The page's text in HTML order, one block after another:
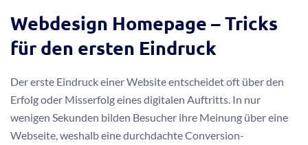
Webdesign Homepage – Tricks
für den ersten Eindruck
Der erste Eindruck einer Website entscheidet oft über den
Erfolg oder Misserfolg eines digitalen Auftritts. In nur
wenigen Sekunden bilden Besucher ihre Meinung über eine
Webseite, weshalb eine durchdachte Conversion-